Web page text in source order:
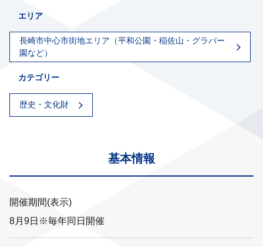
エリア
長崎市中心市街地エリア（平和公園・稲佐山・グラバー
園など）
カテゴリー
歴史・文化財
基本情報
開催期間(表示)
8月9日※毎年同日開催